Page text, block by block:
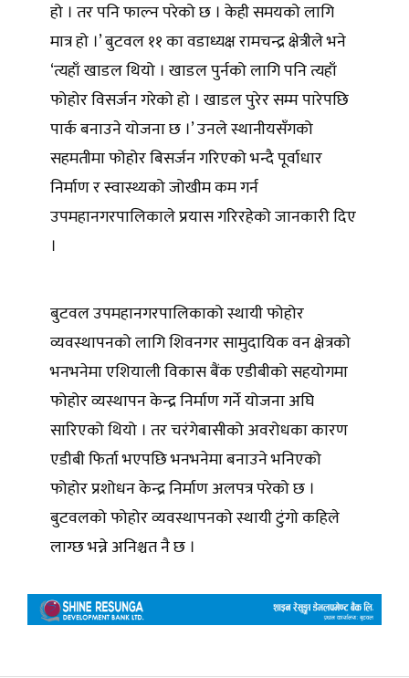
हो । तर पनि फाल्न परेको छ । केही समयको लागि
मात्र हो ।’ बुटवल ११ का वडाध्यक्ष रामचन्द्र क्षेत्रीले भने
‘त्यहाँ खाडल थियो । खाडल पुर्नको लागि पनि त्यहाँ
फोहोर विसर्जन गरेको हो । खाडल पुरेर सम्म पारेपछि
पार्क बनाउने योजना छ ।’ उनले स्थानीयसँगको
सहमतीमा फोहोर बिसर्जन गरिएको भन्दै पूर्वाधार
निर्माण र स्वास्थ्यको जोखीम कम गर्न
उपमहानगरपालिकाले प्रयास गरिरहेको जानकारी दिए
।
बुटवल उपमहानगरपालिकाको स्थायी फोहोर
व्यवस्थापनको लागि शिवनगर सामुदायिक वन क्षेत्रको
भनभनेमा एशियाली विकास बैंक एडीबीको सहयोगमा
फोहोर व्यस्थापन केन्द्र निर्माण गर्ने योजना अघि
सारिएको थियो । तर चरंगेबासीको अवरोधका कारण
एडीबी फिर्ता भएपछि भनभनेमा बनाउने भनिएको
फोहोर प्रशोधन केन्द्र निर्माण अलपत्र परेको छ ।
बुटवलको फोहोर व्यवस्थापनको स्थायी टुंगो कहिले
लाग्छ भन्ने अनिश्चत नै छ ।